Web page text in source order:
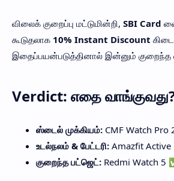
விலைக் குறைப்பு மட்டுமின்றி, SBI Card
கூடுதலாக 10% Instant Discount
இதைப்பயன்படுத்தினால் இன்னும் குறைந்த
Verdict: எதை
ஸ்டைல் முக்கியம்: CMF Watch Pro
உடல்நலம் & பேட்டரி: Amazfit Active
குறைந்த பட்ஜெட்: Redmi Watch 5